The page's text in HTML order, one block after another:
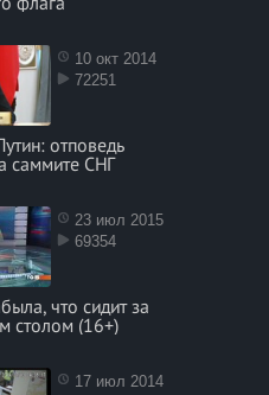
10 окт 2014
72251
отповедь
саммите СНГ
23 июл 2015
69354
что сидит за
столом (16+)
17 июл 2014